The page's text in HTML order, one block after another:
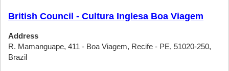
British Council - Cultura Inglesa Boa Viagem
Address
R. Mamanguape, 411 - Boa Viagem, Recife - PE, 51020-250,
Brazil